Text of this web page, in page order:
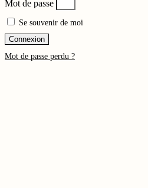
Mot de passe
Se souvenir de moi
Connexion
Mot de passe perdu ?